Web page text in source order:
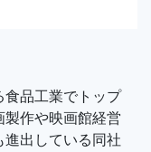
食品工業でトップ
製作や映画館経営
出している同社